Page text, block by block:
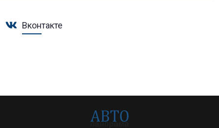
Вконтакте